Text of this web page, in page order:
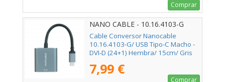
Comprar
NANO CABLE - 10.16.4103-G
Cable Conversor Nanocable
10.16.4103-G/ USB Tipo-C Macho -
DVI-D (24+1) Hembra/ 15cm/ Gris
7,99 €
Comprar